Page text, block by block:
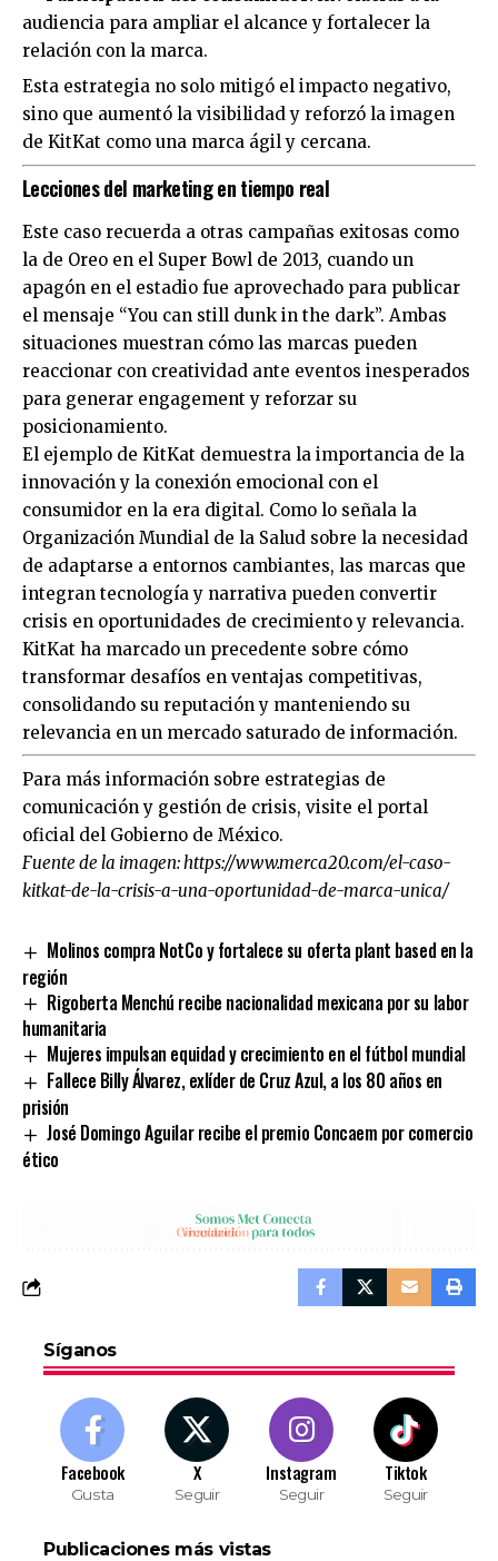
audiencia para ampliar el alcance y fortalecer la
relación con la marca.
Esta estrategia no solo mitigó el impacto negativo,
sino que aumentó la visibilidad y reforzó la imagen
de KitKat como una marca ágil y cercana.
Lecciones del marketing en tiempo real
Este caso recuerda a otras campañas exitosas como
la de Oreo en el Super Bowl de 2013, cuando un
apagón en el estadio fue aprovechado para publicar
el mensaje “You can still dunk in the dark”. Ambas
situaciones muestran cómo las marcas pueden
reaccionar con creatividad ante eventos inesperados
para generar engagement y reforzar su
posicionamiento.
El ejemplo de KitKat demuestra la importancia de la
innovación y la conexión emocional con el
consumidor en la era digital. Como lo señala la
Organización Mundial de la Salud sobre la necesidad
de adaptarse a entornos cambiantes, las marcas que
integran tecnología y narrativa pueden convertir
crisis en oportunidades de crecimiento y relevancia.
KitKat ha marcado un precedente sobre cómo
transformar desafíos en ventajas competitivas,
consolidando su reputación y manteniendo su
relevancia en un mercado saturado de información.
Para más información sobre estrategias de
comunicación y gestión de crisis, visite el portal
oficial del Gobierno de México.
Fuente de la imagen: https://www.merca20.com/el-caso-
kitkat-de-la-crisis-a-una-oportunidad-de-marca-unica/
Molinos compra NotCo y fortalece su oferta plant based en la
región
Rigoberta Menchú recibe nacionalidad mexicana por su labor
humanitaria
Mujeres impulsan equidad y crecimiento en el fútbol mundial
Fallece Billy Álvarez, exlíder de Cruz Azul, a los 80 años en
prisión
José Domingo Aguilar recibe el premio Concaem por comercio
ético
Síganos
Facebook
Gusta
X
Seguir
Instagram
Seguir
Tiktok
Seguir
Publicaciones más vistas